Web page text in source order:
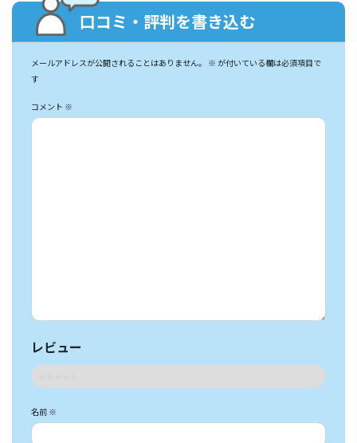
口コミ・評判を書き込む
メールアドレスが公開されることはありません。 ※ が付いている欄は必須項目で
す
コメント ※
レビュー
名前 ※